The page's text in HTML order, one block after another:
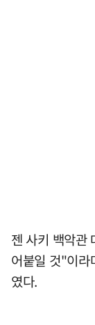
젠 사키 백악관
어붙일 것"이라
였다.